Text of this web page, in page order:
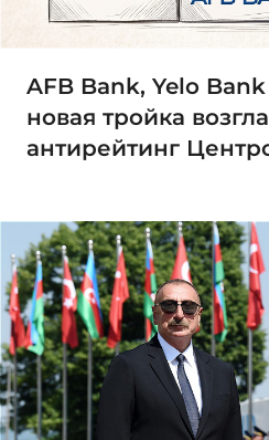
AFB Bank, Yelo
новая тройка
антирейтинг